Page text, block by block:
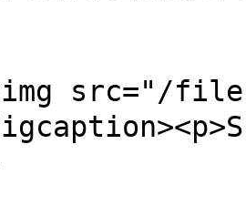
src="/files/